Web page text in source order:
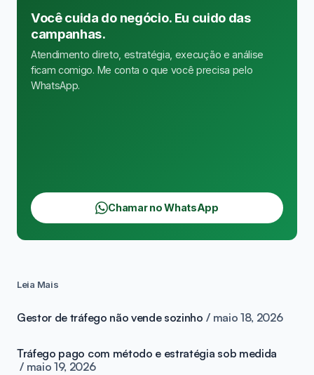
Você cuida do negócio. Eu cuido das
campanhas.
Atendimento direto, estratégia, execução e análise
ficam comigo. Me conta o que você precisa pelo
WhatsApp.
Chamar no WhatsApp
Leia Mais
Gestor de tráfego não vende sozinho maio 18, 2026
Tráfego pago com método e estratégia sob medida
maio 19, 2026